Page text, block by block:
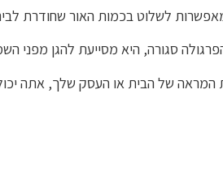
לשלוט בכמות האור שחודרת
סגורה, היא מסייעת להגן מפני
המראה של הבית או העסק שלך, אתה